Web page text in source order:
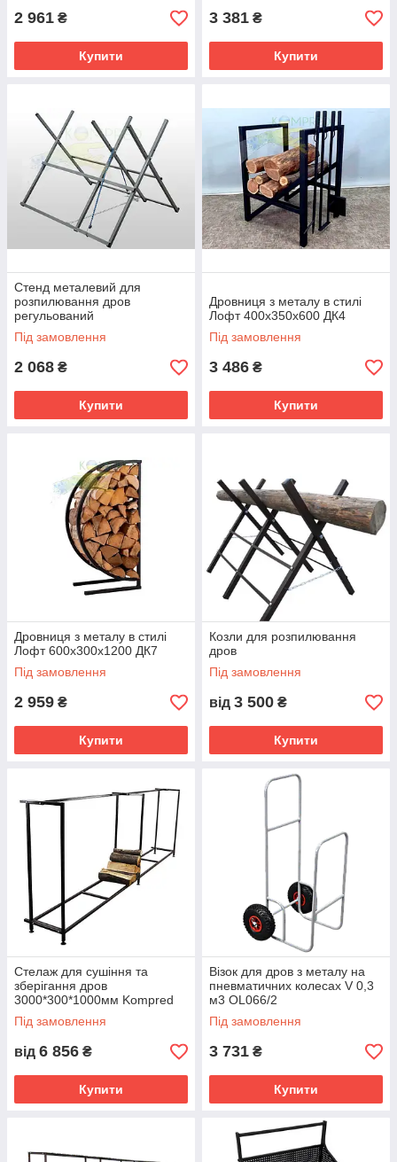
2 961 ₴
Купити
3 381 ₴
Купити
Стенд металевий для
розпилювання дров
регульований
Під замовлення
2 068 ₴
Купити
Дровниця з металу в стилі
Лофт 400х350х600 ДК4
Під замовлення
3 486 ₴
Купити
Дровниця з металу в стилі
Лофт 600х300х1200 ДК7
Під замовлення
2 959 ₴
Купити
Козли для розпилювання
дров
Під замовлення
від 3 500 ₴
Купити
Стелаж для сушіння та
зберігання дров
3000*300*1000мм Kompred
OL391
Під замовлення
від 6 856 ₴
Купити
Візок для дров з металу на
пневматичних колесах V 0,3
м3 OL066/2
Під замовлення
3 731 ₴
Купити